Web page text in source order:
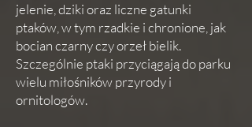
jelenie, dziki oraz liczne gatunki
ptaków, w tym rzadkie i chronione, jak
bocian czarny czy orzeł bielik.
Szczególnie ptaki przyciągają do parku
wielu miłośników przyrody i
ornitologów.